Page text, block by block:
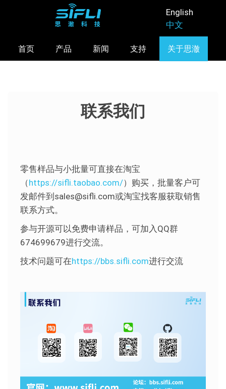
要
English
中文
首页 产品 新闻 支持 关于思澈
联系我们
零售样品与小批量可直接在淘宝
（https://sifli.taobao.com/）购买，批量客户可
发邮件到sales@sifli.com或淘宝找客服获取销售
联系方式。
参与开源可以免费申请样品，可加入QQ群
674699679进行交流。
技术问题可在https://bbs.sifli.com进行交流